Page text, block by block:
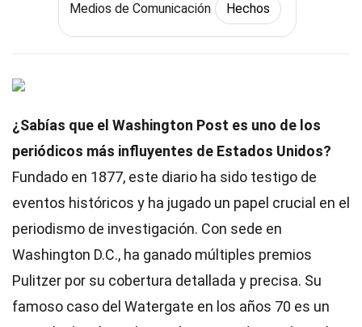
Medios de Comunicación Hechos
¿Sabías que el Washington Post es uno de los
periódicos más influyentes de Estados Unidos?
Fundado en 1877, este diario ha sido testigo de
eventos históricos y ha jugado un papel crucial en el
periodismo de investigación. Con sede en
Washington D.C., ha ganado múltiples premios
Pulitzer por su cobertura detallada y precisa. Su
famoso caso del Watergate en los años 70 es un